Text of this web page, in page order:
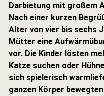
Darbietung mit großem
Nach einer kurzen
Alter von vier bis sechs
Mütter eine
vor. Die Kinder lösten
Katze suchen oder
sich spielerisch
ganzen Körper